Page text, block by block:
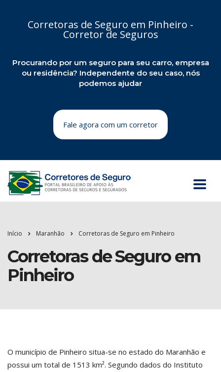
Corretoras de Seguro em Pinheiro -
Corretor de Seguros
Procurando por um seguro para seu carro, empresa
ou residência? Independente do seu caso, nós
podemos ajudar
Fale agora com um corretor
Início Maranhão Corretoras de Seguro em Pinheiro
Corretoras de Seguro em
Pinheiro
O município de Pinheiro situa-se no estado do Maranhão e
possui um total de 1513 km². Segundo dados do Instituto